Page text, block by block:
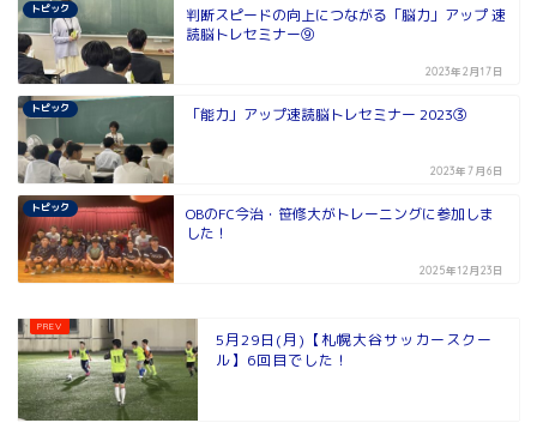
トピック
判断スピードの向上につながる「脳力」アップ 速
読脳トレセミナー⑨
2023年2月17日
トピック 「能力」アップ速読脳トレセミナー 2023③
2023年7月6日
トピック
OBのFC今治・笹修大がトレーニングに参加しま
した！
2025年12月23日
5月29日(月)【札幌大谷サッカースクー
ル】6回目でした！